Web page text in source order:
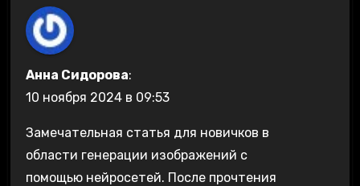
Анна Сидорова:
10 ноября 2024 в 09:53
Замечательная статья для новичков в
области генерации изображений с
помощью нейросетей. После прочтения